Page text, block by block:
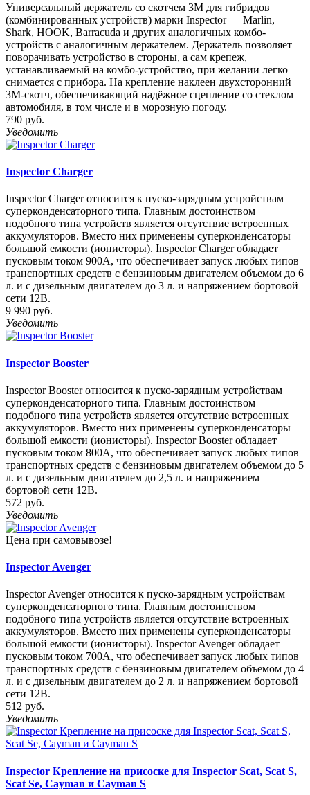
Универсальный держатель со скотчем 3М для гибридов
(комбинированных устройств) марки Inspector — Marlin,
Shark, HOOK, Barracuda и других аналогичных комбо-
устройств с аналогичным держателем. Держатель позволяет
поворачивать устройство в стороны, а сам крепеж,
устанавливаемый на комбо-устройство, при желании легко
снимается с прибора. На крепление наклеен двухсторонний
3M-скотч, обеспечивающий надёжное сцепление со стеклом
автомобиля, в том числе и в морозную погоду.
790 руб.
Уведомить
Inspector Charger
Inspector Charger относится к пуско-зарядным устройствам
суперконденсаторного типа. Главным достоинством
подобного типа устройств является отсутствие встроенных
аккумуляторов. Вместо них применены суперконденсаторы
большой емкости (ионисторы). Inspector Charger обладает
пусковым током 900А, что обеспечивает запуск любых типов
транспортных средств с бензиновым двигателем объемом до 6
л. и с дизельным двигателем до 3 л. и напряжением бортовой
сети 12В.
9 990 руб.
Уведомить
Inspector Booster
Inspector Booster относится к пуско-зарядным устройствам
суперконденсаторного типа. Главным достоинством
подобного типа устройств является отсутствие встроенных
аккумуляторов. Вместо них применены суперконденсаторы
большой емкости (ионисторы). Inspector Booster обладает
пусковым током 800А, что обеспечивает запуск любых типов
транспортных средств с бензиновым двигателем объемом до 5
л. и с дизельным двигателем до 2,5 л. и напряжением
бортовой сети 12В.
572 руб.
Уведомить
Цена при самовывозе!
Inspector Avenger
Inspector Avenger относится к пуско-зарядным устройствам
суперконденсаторного типа. Главным достоинством
подобного типа устройств является отсутствие встроенных
аккумуляторов. Вместо них применены суперконденсаторы
большой емкости (ионисторы). Inspector Avenger обладает
пусковым током 700А, что обеспечивает запуск любых типов
транспортных средств с бензиновым двигателем объемом до 4
л. и с дизельным двигателем до 2 л. и напряжением бортовой
сети 12В.
512 руб.
Уведомить
Inspector Крепление на присоске для Inspector Scat, Scat S,
Scat Se, Cayman и Cayman S